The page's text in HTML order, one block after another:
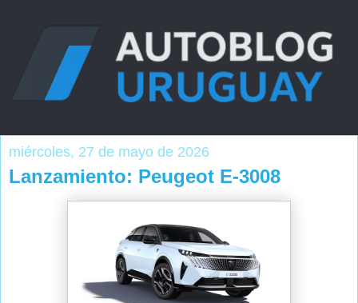
miércoles, 27 de mayo de 2026
Lanzamiento: Peugeot E-3008